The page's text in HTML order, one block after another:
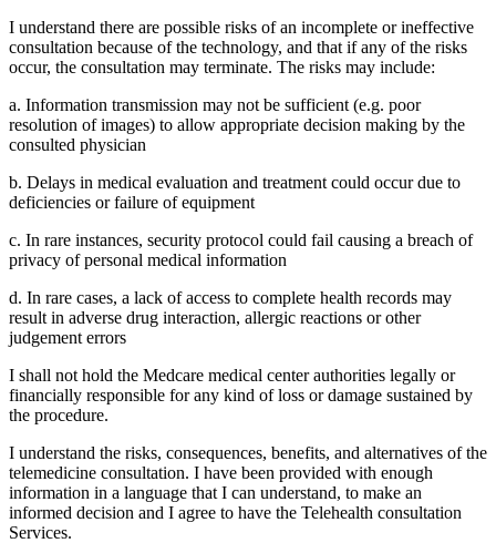
I understand there are possible risks of an incomplete or ineffective
consultation because of the technology, and that if any of the risks
occur, the consultation may terminate. The risks may include:
a. Information transmission may not be sufficient (e.g. poor
resolution of images) to allow appropriate decision making by the
consulted physician
b. Delays in medical evaluation and treatment could occur due to
deficiencies or failure of equipment
c. In rare instances, security protocol could fail causing a breach of
privacy of personal medical information
d. In rare cases, a lack of access to complete health records may
result in adverse drug interaction, allergic reactions or other
judgement errors
I shall not hold the Medcare medical center authorities legally or
financially responsible for any kind of loss or damage sustained by
the procedure.
I understand the risks, consequences, benefits, and alternatives of the
telemedicine consultation. I have been provided with enough
information in a language that I can understand, to make an
informed decision and I agree to have the Telehealth consultation
Services.